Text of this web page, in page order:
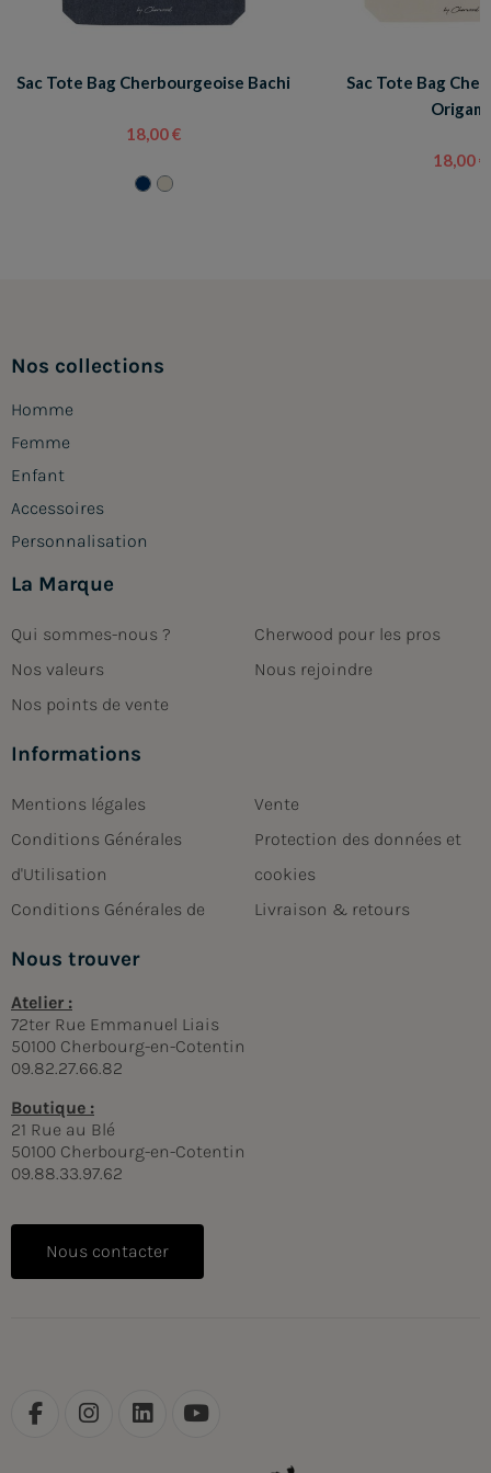
Sac Tote Bag Cherbourgeoise Bachi
18,00 €
Sac Tote Bag
Origami
18,00 €
Nos collections
Homme
Femme
Enfant
Accessoires
Personnalisation
La Marque
Qui sommes-nous ?
Nos valeurs
Nos points de vente
Cherwood pour les pros
Nous rejoindre
Informations
Mentions légales
Conditions Générales
d'Utilisation
Conditions Générales de
Vente
Protection des données et
cookies
Livraison & retours
Nous trouver
Atelier :
72ter Rue Emmanuel Liais
50100 Cherbourg-en-Cotentin
09.82.27.66.82
Boutique :
21 Rue au Blé
50100 Cherbourg-en-Cotentin
09.88.33.97.62
Nous contacter